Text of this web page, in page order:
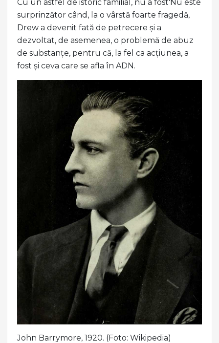
Cu un astfel de istoric familial, nu a fost'Nu este
surprinzător când, la o vârstă foarte fragedă,
Drew a devenit fată de petrecere și a
dezvoltat, de asemenea, o problemă de abuz
de substanțe, pentru că, la fel ca acțiunea, a
fost și ceva care se afla în ADN.
John Barrymore, 1920. (Foto: Wikipedia)